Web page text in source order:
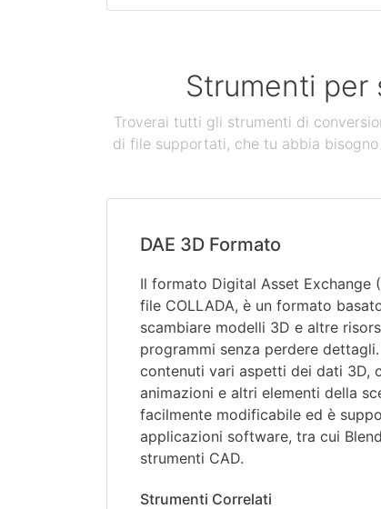
Strumenti
Troverai tutti gli strumenti di
di file supportati, che tu abbia
DAE 3D Formato
Il formato Digital Asset Exchange
file COLLADA, è un formato
scambiare modelli 3D e altre
programmi senza perdere
contenuti vari aspetti dei dati 3D,
animazioni e altri elementi della
facilmente modificabile ed è
applicazioni software, tra cui
strumenti CAD.
Strumenti Correlati